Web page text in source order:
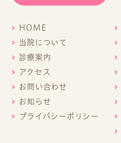
HOME
当院について
診療案内
アクセス
お問い合わせ
お知らせ
プライバシーポリシー